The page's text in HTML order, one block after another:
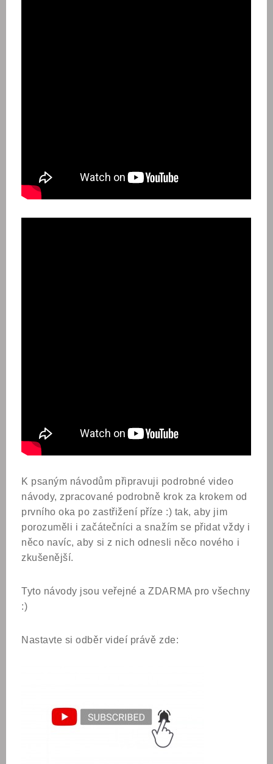
K psaným návodům připravuji podrobné video
návody, zpracované podrobně krok za krokem od
prvního oka po zastřižení příze :) tak, aby jim
porozuměli i začátečníci a snažím se přidat vždy i
něco navíc, aby si z nich odnesli něco nového i
zkušenější.
Tyto návody jsou veřejné a ZDARMA pro všechny
:)
Nastavte si odběr videí právě zde: